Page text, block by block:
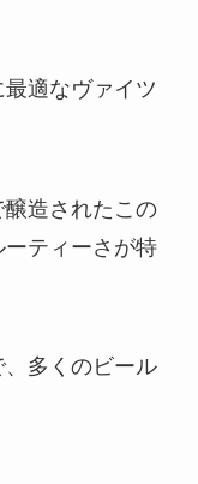
適なヴァイツ
造されたこの
ティーさが特
多くのビール